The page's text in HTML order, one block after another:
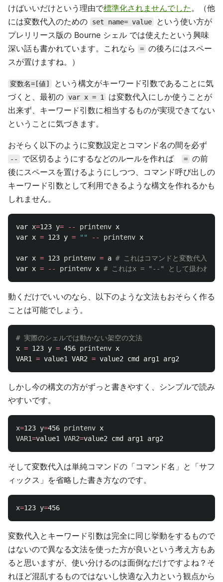
けばいいだけという理由で標準化されませんでした。（他
には変数代入のための
set name= value
という使い方が
プレリリース版の Bourne シェル では使えたという興味
深い話も書かれています。これなら
= の後ろにはスペー
スが置けますね。）
変数名=[値]
という構文がキーワード引数であることに気
づくと、最初の var x = 1
は変数代入にしか使うことが
出来ず、キーワード引数に相当するものが実現できてない
ということに気づきます。
おそらく以下のように変数設定とコマンド名の間を必ず
-- で区切るようにするなどのルールを作れば = の前
後にスペースを置けるようにしつつ、コマンド呼び出しの
キーワード引数として利用できるような構文を作れるかも
しれません。
var x=123 y= -- printenv x
var x = 123 y = "" -- printenv x
var x = 123 printenv = a # これはコマンドと変数代入の区
var x = -- printenv x # これはx = "--" として扱われる
動くだけでいいのなら、以下のような文法もおそらく作る
ことは可能でしょう。
# 実際のシェルでは動かない架空の文法
x = 123 y = 456 printenv x
VAR1 = value1 VAR2 =
しかし今の構文の方がずっと書きやすく、シンプルで読み
やすいです。
x=123 y=456 printenv
VAR1=value1 VAR2=
そして変数代入は単純コマンドの「コマンド名」と「サフ
ィックス」を省略した書き方なのです。
x=123 y=
変数代入とキーワード引数は完全に同じ挙動をするもので
はないので異なる文法を使った方が良いという考え方もあ
ると思いますが、使い分けるのは面倒なだけですよね？そ
れほど混乱するものではないし快適な入力という観点から